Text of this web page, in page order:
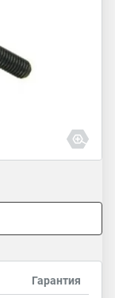
Гарантия